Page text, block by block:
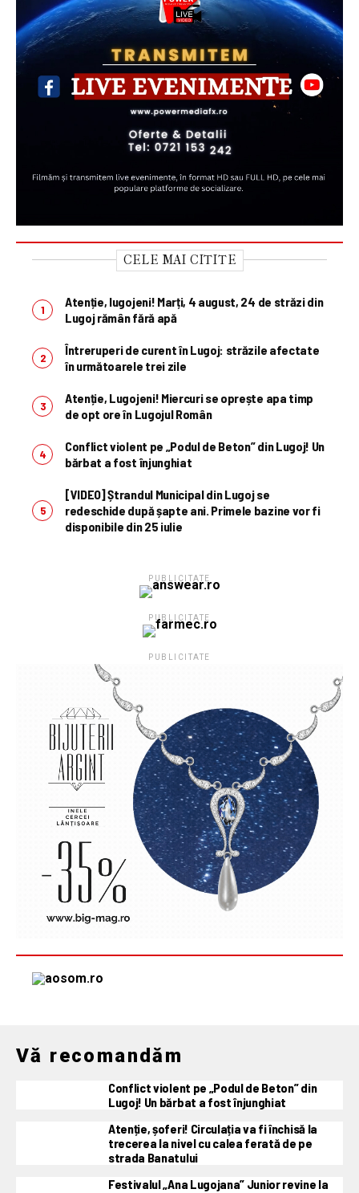
CELE MAI CITITE
Atenție, lugojeni! Marți, 4 august, 24 de străzi din
Lugoj rămân fără apă
Întreruperi de curent în Lugoj: străzile afectate
în următoarele trei zile
Atenție, Lugojeni! Miercuri se oprește apa timp
de opt ore în Lugojul Român
Conflict violent pe „Podul de Beton” din Lugoj! Un
bărbat a fost înjunghiat
[VIDEO] Ștrandul Municipal din Lugoj se
redeschide după șapte ani. Primele bazine vor fi
disponibile din 25 iulie
PUBLICITATE
PUBLICITATE
PUBLICITATE
Vă recomandăm
Conflict violent pe „Podul de Beton” din
Lugoj! Un bărbat a fost înjunghiat
Atenție, șoferi! Circulația va fi închisă la
trecerea la nivel cu calea ferată de pe
strada Banatului
Festivalul „Ana Lugojana” Junior revine la